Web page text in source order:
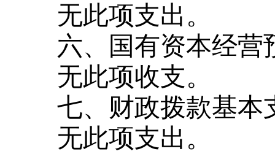
无此项支出。
六、国有资本经营
无此项收支。
七、财政拨款基本
无此项支出。